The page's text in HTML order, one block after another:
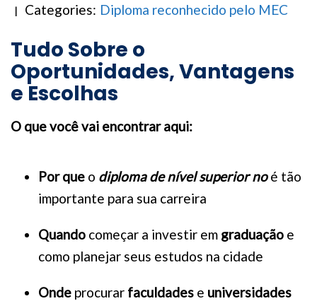
Categories: Diploma reconhecido pelo MEC
Tudo Sobre o
Oportunidades, Vantagens
e Escolhas
O que você vai encontrar aqui:
Por que o diploma de nível superior noé tão
importante para sua carreira
Quando começar a investir em graduação e
como planejar seus estudos na cidade
Onde procurar faculdades e universidades